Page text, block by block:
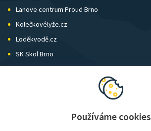
Lanove centrum Proud Brno
Kolečkovélyže.cz
Loděkvodě.cz
SK Skol Brno
Biatlon Brno
Používáme cookies